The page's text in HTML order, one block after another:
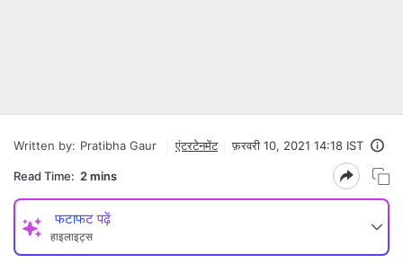
Written by: Pratibha Gaur एंटरटेनमेंट फ़रवरी 10, 2021 14:18 IST
Read Time: 2 mins
फटाफट पढ़ें
हाइलाइट्स